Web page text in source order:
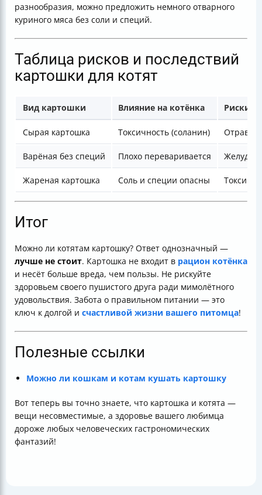
разнообразия, можно предложить немного отварного
куриного мяса без соли и специй.
Таблица рисков и последствий
картошки для котят
Вид картошки Влияние на котёнка Риски
Сырая картошка Токсичность (соланин)
Варёная без специй Плохо переваривается
Жареная картошка Соль и специи опасны
Итог
Можно ли котятам картошку? Ответ однозначный —
лучше не стоит. Картошка не входит в рацион котёнка
и несёт больше вреда, чем пользы. Не рискуйте
здоровьем своего пушистого друга ради мимолётного
удовольствия. Забота о правильном питании — это
ключ к долгой и счастливой жизни вашего питомца!
Полезные ссылки
Можно ли кошкам и котам кушать картошку
Вот теперь вы точно знаете, что картошка и котята —
вещи несовместимые, а здоровье вашего любимца
дороже любых человеческих гастрономических
фантазий!